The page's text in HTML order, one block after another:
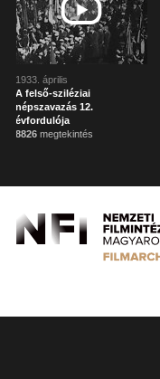
1933. április
A felső-sziléziai
népszavazás 12.
évfordulója
8826 megtekintés